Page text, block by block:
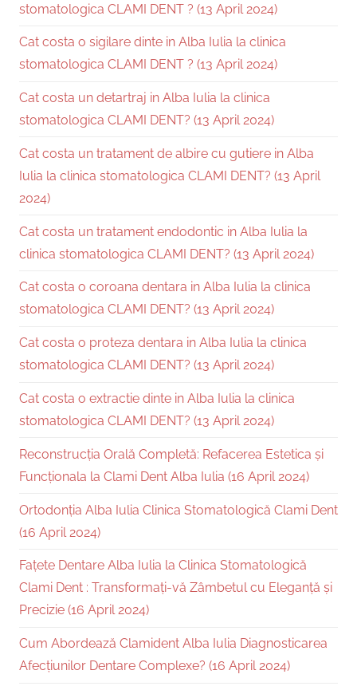
stomatologica CLAMI DENT ? (13 April 2024)
Cat costa o sigilare dinte in Alba Iulia la clinica
stomatologica CLAMI DENT ? (13 April 2024)
Cat costa un detartraj in Alba Iulia la clinica
stomatologica CLAMI DENT? (13 April 2024)
Cat costa un tratament de albire cu gutiere in Alba
Iulia la clinica stomatologica CLAMI DENT? (13 April
2024)
Cat costa un tratament endodontic in Alba Iulia la
clinica stomatologica CLAMI DENT? (13 April 2024)
Cat costa o coroana dentara in Alba Iulia la clinica
stomatologica CLAMI DENT? (13 April 2024)
Cat costa o proteza dentara in Alba Iulia la clinica
stomatologica CLAMI DENT? (13 April 2024)
Cat costa o extractie dinte in Alba Iulia la clinica
stomatologica CLAMI DENT? (13 April 2024)
Reconstrucția Orală Completă: Refacerea Estetica și
Funcționala la Clami Dent Alba Iulia (16 April 2024)
Ortodonția Alba Iulia Clinica Stomatologică Clami Dent
(16 April 2024)
Fațete Dentare Alba Iulia la Clinica Stomatologică
Clami Dent : Transformați-vă Zâmbetul cu Eleganță și
Precizie (16 April 2024)
Cum Abordează Clamident Alba Iulia Diagnosticarea
Afecțiunilor Dentare Complexe? (16 April 2024)